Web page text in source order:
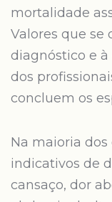
mortalidade
Valores que se
diagnóstico e
dos
concluem os
Na maioria dos
indicativos de
cansaço, dor